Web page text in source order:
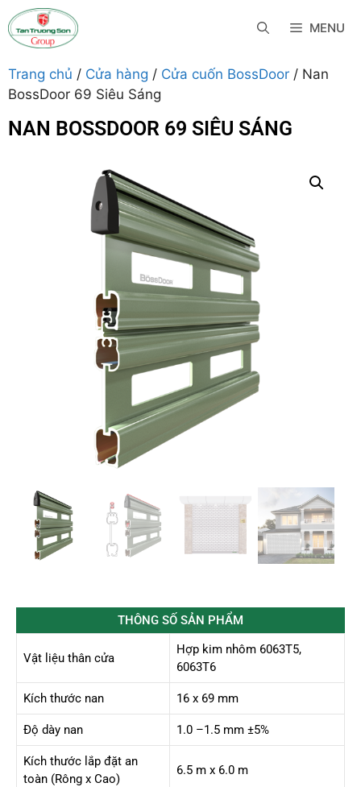
MENU
Trang chủ / Cửa hàng / Cửa cuốn BossDoor / Nan
BossDoor 69 Siêu Sáng
NAN BOSSDOOR 69 SIÊU SÁNG
THÔNG SỐ SẢN PHẨM
Vật liệu thân cửa
Hợp kim nhôm 6063T5,
6063T6
Kích thước nan 16 x 69 mm
Độ dày nan 1.0 –1.5 mm ±5%
Kích thước lắp đặt an
toàn (Rông x Cao)
6.5 m x 6.0 m